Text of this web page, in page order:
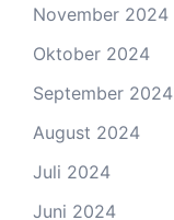
November 2024
Oktober 2024
September 2024
August 2024
Juli 2024
Juni 2024